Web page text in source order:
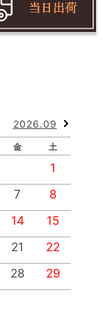
2026.09
金 土
1
7
8
14
15
21
22
28 29